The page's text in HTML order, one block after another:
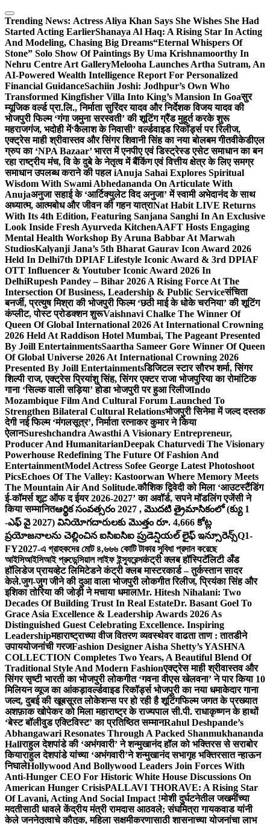
Skip
to
content
Trending News: Actress Aliya Khan Says She Wishes She Had
Started Acting EarlierShanaya Al Haq: A Rising Star In Acting
And Modeling, Chasing Big Dreams“Eternal Whispers Of
Stone” Solo Show Of Paintings By Uma Krishnamoorthy In
Nehru Centre Art GalleryMelooha Launches Artha Sutram, An
AI-Powered Wealth Intelligence Report For Personalized
Financial GuidanceSachiin Joshi: Jodhpur’s Own Who
Transformed Kingfisher Villa Into King’s Mansion In Goaसुर
म्यूजिक वर्ल्ड प्रा.लि., निर्माता सुरिंदर यादव और निर्देशक विजय यादव की
भोजपुरी फिल्म ‘गंगा जमुना सरस्वती’ की शूटिंग ग्रैंड मुहूर्त करके शुरू
महराजगंज, भदोही में‘कैलाश के निवासी’ वर्ल्डवाइड रिकॉर्ड्स पर रिलीज,
एक्ट्रेस माही श्रीवास्तव और सिंगर शिवानी सिंह का नया बोलबम गीतवीकेडीएल
ग्रुप का ‘NPA Bazaar’ भारत में एनपीए एवं डिस्ट्रेस्ड एसेट समाधान का बन
रहा राष्ट्रीय मंच, वि के दुबे के नेतृत्व में बैंकिंग एवं वित्तीय क्षेत्र के लिए समग्र
समाधान उपलब्ध कराने की पहल iAnuja Sahai Explores Spiritual
Wisdom With Swami Abhedananda On Articulate With
Anujaअनुजा सहाई के ‘आर्टिक्युलेट विद अनुजा’ में स्वामी अभेदानंद के साथ
अध्यात्म, आत्मबोध और जीवन की गहन यात्राNat Habit LIVE Returns
With Its 4th Edition, Featuring Sanjana Sanghi In An Exclusive
Look Inside Fresh Ayurveda KitchenAAFT Hosts Engaging
Mental Health Workshop By Aruna Babbar At Marwah
StudiosKalyanji Jana’s 5th Bharat Gaurav Icon Award 2026
Held In Delhi7th DPIAF Lifestyle Iconic Award & 3rd DPIAF
OTT Influencer & Youtuber Iconic Award 2026 In
DelhiRupesh Pandey – Bihar 2026 A Rising Force At The
Intersection Of Business, Leadership & Public Serviceसंचिता
बनर्जी, प्रत्युष मिश्रा की भोजपुरी फिल्म ‘छठी माई के धोके चरनिया’ की शूटिंग
कंप्लीट, पोस्ट प्रोडक्शन शुरूVaishnavi Chalke The Winner Of
Queen Of Global International 2026 At International Crowning
2026 Held At Raddison Hotel Mumbai, The Pageant Presented
By Joill EntertainmentsSaartha Sameer Gore Winner Of Queen
Of Global Universe 2026 At International Crowning 2026
Presented By Joill Entertainmentsडिजिटल स्टार सौरभ शर्मा, सिंगर
शिल्पी राज, एक्ट्रेस प्रियांशु सिंह, सिंगर एक्टर राजा भोजपुरिया का रोमांटिक
गाना ‘सिल्क वाली सड़िया’ होडा भोजपुरी पर हुआ रिलीजIndo
Mozambique Film And Cultural Forum Launched To
Strengthen Bilateral Cultural Relationsभोजपुरी सिनेमा में जल्द दस्तक
देगी नई फिल्म ‘मंगलसूत्र’, निर्माता रत्नाकर कुमार ने किया
ऐलानSureshchandra Awasthi A Visionary Entrepreneur,
Producer And HumanitarianDeepak Chaturvedi The Visionary
Powerhouse Redefining The Future Of Fashion And
EntertainmentModel Actress Sofee George Latest Photoshoot
PicsEchoes Of The Valley: Kastoorwan Where Memory Meets
The Mountain Air And Solitude.कौशिक द्विवेदी को मिला ‘आउटस्टैंडिंग
ई-कॉमर्स शूट ऑफ द ईयर 2026-2027’ का अवॉर्ड, सपने मॉडलिंग एजेंसी ने
किया सम्मानितఆర్థిక సంవత్సరం 2027 , మొదటి త్రైమాసికంలో (క్యు 1
-ఎఫ్ వై 2027) వినియోగదారులకు మొత్తం రూ. 4,666 కోట్ల
ప్రయోజనాలను చెల్లించిన ఐసిఐసిఐ ప్రుడెన్షియల్ లైఫ్ ఇన్సూరెన్స్Q1-
FY2027-এ গ্রাহকদের মোট ৪,৬৬৬ কোটি টাকার সুবিধা প্রদান করেছে
আইসিআইসিআই প্রুডেন্সিয়াল লাইফ ইন্স্যুরেন্সकंट्री क्लब हॉस्पिटॅलिटी अँड
हॉलिडेज प्रायव्हेट लिमिटेडने कंट्री क्लब मास्टरकार्ड – तुर्कस्तान सादर
केले.जुग-जुग जीने की दुआ वाला भोजपुरी लोकगीत रिलीज, प्रियंका सिंह और
इशिका तोरिया की जोड़ी ने मचाया धमालMr. Hitesh Nihalani: Two
Decades Of Building Trust In Real EstateDr. Basant Goel To
Grace Asia Excellence & Leadership Awards 2026 As
Distinguished Guest Celebrating Excellence. Inspiring
Leadershipमहाराष्ट्राच्या वीज वितरण व्यवस्थेवर वाढता ताण : तातडीने
उपाययोजनांची गरजFashion Designer Aisha Shetty’s YASHNA
COLLECTION Completes Two Years, A Beautiful Blend Of
Traditional Style And Modern Fashionएक्ट्रेस माही श्रीवास्तव और
सिंगर सृष्टी भारती का भोजपुरी लोकगीत ‘गवना वीएस खेलवना’ ने पार किया 10
मिलियन व्यूज का आंकड़ावर्ल्डवाइड रिकॉर्ड्स भोजपुरी का नया धमाकेदार गाना
जल्द, दुबई की खूबसूरत लोकेशन्स पर हो रही है शूटिंगफिल्म जगत के प्रख्यात
अशफ़ाक खोपेकर को मिला महाराष्ट्र के राज्यपाल सी.पी. राधाकृष्णन के हाथों
‘बेस्ट बॉलीवुड एक्टिविस्ट’ का प्रतिष्ठित सम्मानRahul Deshpande’s
Abhangawari Resonates Through A Packed Shanmukhananda
Hallराहुल देशपांडे की ‘अभंगवारी’ ने शन्मुखानंद हॉल को भक्तिरस से सराबोर
कियाराहुल देशपांडे यांच्या ‘अभंगवारी’ने शन्मुखानंद सभागृह भक्तिरसात न्हाऊन
निघालेHollywood And Bollywood Leaders Join Forces With
Anti-Hunger CEO For Historic White House Discussions On
American Hunger CrisisPALLAVI THORAVE: A Rising Star
Of Lavani, Acting And Social Impact !मोशी दुर्घटनेतील जखमींच्या
मदतीसाठी धावले केंद्रीय मंत्री रामदास आठवले; संघमित्रा गायकवाड यांनी
केले जननेतृत्वाचे कौतुक, महिला सक्षमीकरणासाठी शासनाच्या योजनांचा लाभ